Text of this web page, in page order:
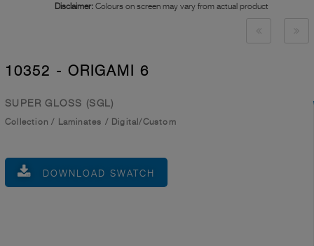
Disclaimer: Colours on screen may vary from actual product
10352 - ORIGAMI 6
SUPER GLOSS (SGL)
Collection / Laminates / Digital/Custom
DOWNLOAD SWATCH